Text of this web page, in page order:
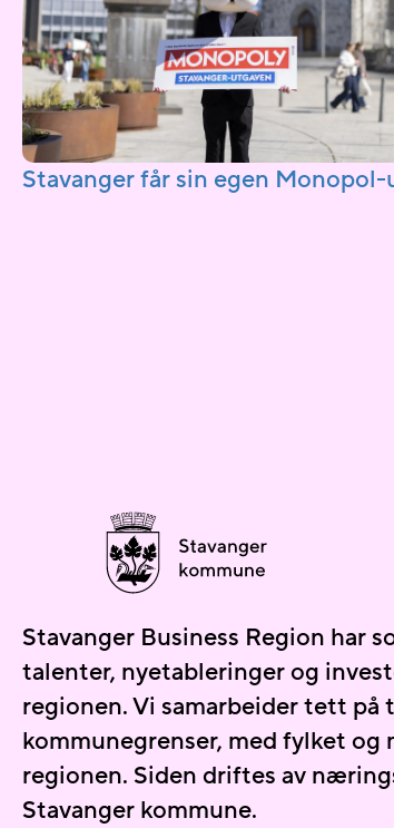
Stavanger får sin egen Monopol-
Stavanger Business Region har
talenter, nyetableringer og
regionen. Vi samarbeider tett på
kommunegrenser, med fylket
regionen. Siden driftes av
Stavanger kommune.